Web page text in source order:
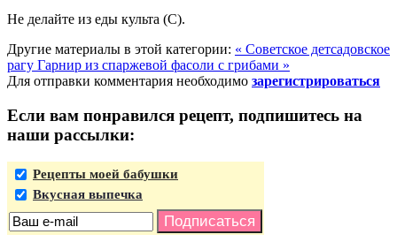
Не делайте из еды культа (C).
Другие материалы в этой категории: « Советское детсадовское
рагу Гарнир из спаржевой фасоли с грибами »
Для отправки комментария необходимо зарегистрироваться
Если вам понравился рецепт, подпишитесь на
наши рассылки:
Рецепты моей бабушки
Вкусная выпечка